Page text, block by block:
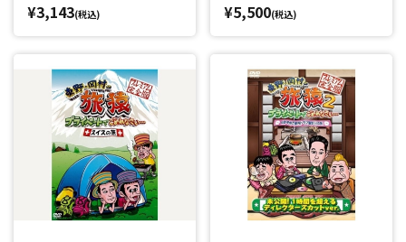
¥3,143(税込) ¥5,500(税込)